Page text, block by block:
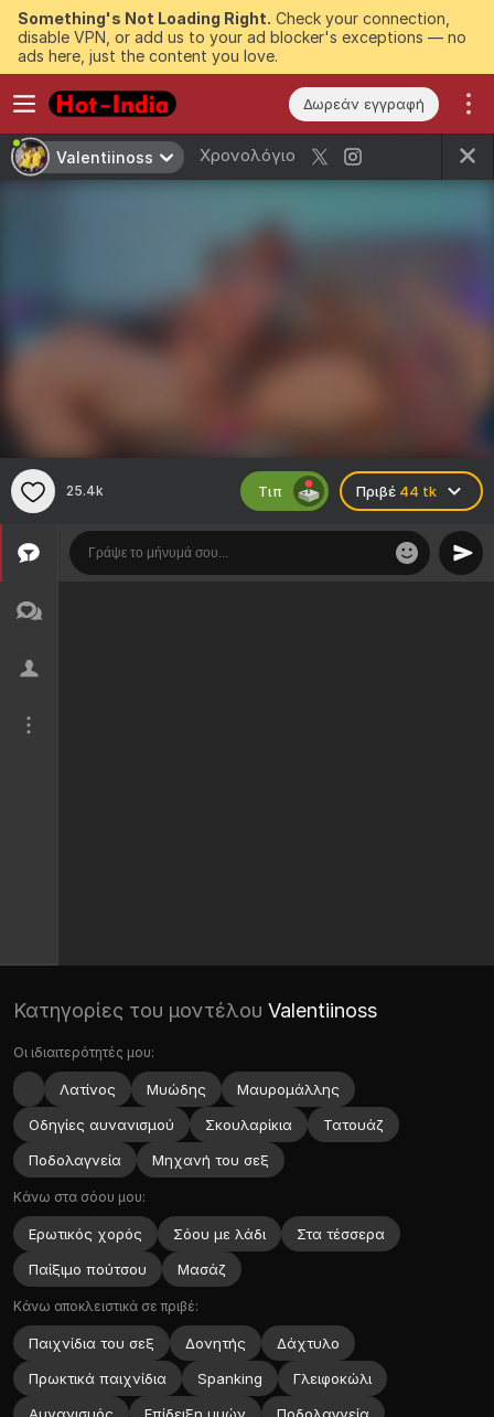
Something's Not Loading Right. Check your connection,
disable VPN, or add us to your ad blocker's exceptions — no
ads here, just the content you love.
Δωρεάν εγγραφή
Valentiinoss Χρονολόγιο
25.4k Πριβέ 44 tk
Τιπ
Κατηγορίες του μοντέλου Valentiinoss
Οι ιδιαιτερότητές μου:
Λατίνος Μυώδης
Μαυρομάλλης
Οδηγίες αυνανισμού
Σκουλαρίκια
Τατουάζ
Ποδολαγνεία
Μηχανή του σεξ
Κάνω στα σόου μου:
Ερωτικός χoρός Σόου με λάδι
Στα τέσσερα
Παίξιμο πούτσου
Μασάζ
Κάνω αποκλειστικά σε πριβέ:
Παιχνίδια του σεξ Δονητής
Δάχτυλο
Πρωκτικά παιχνίδια
Spanking
Γλειφοκώλι
Αυνανισμός
Επίδειξη μυών Ποδολαγνεία